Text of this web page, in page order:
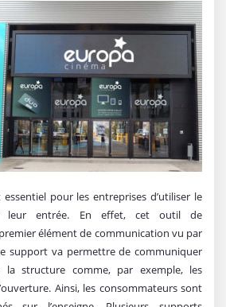
pour les entreprises d’utiliser le
leur entrée. En effet, cet outil de
élément de communication vu par
support va permettre de communiquer
la structure comme, par exemple, les
Ainsi, les consommateurs sont